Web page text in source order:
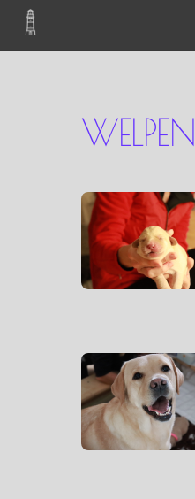
content
WELPEN